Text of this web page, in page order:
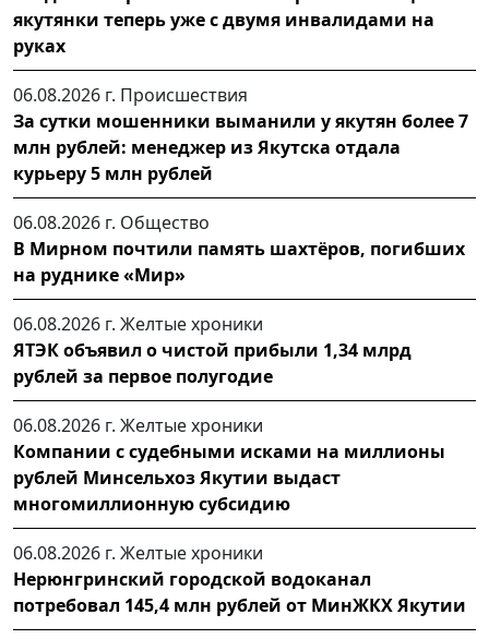
якутянки теперь уже с двумя инвалидами на
руках
06.08.2026 г. Происшествия
За сутки мошенники выманили у якутян более 7
млн рублей: менеджер из Якутска отдала
курьеру 5 млн рублей
06.08.2026 г. Общество
В Мирном почтили память шахтёров, погибших
на руднике «Мир»
06.08.2026 г. Желтые хроники
ЯТЭК объявил о чистой прибыли 1,34 млрд
рублей за первое полугодие
06.08.2026 г. Желтые хроники
Компании с судебными исками на миллионы
рублей Минсельхоз Якутии выдаст
многомиллионную субсидию
06.08.2026 г. Желтые хроники
Нерюнгринский городской водоканал
потребовал 145,4 млн рублей от МинЖКХ Якутии